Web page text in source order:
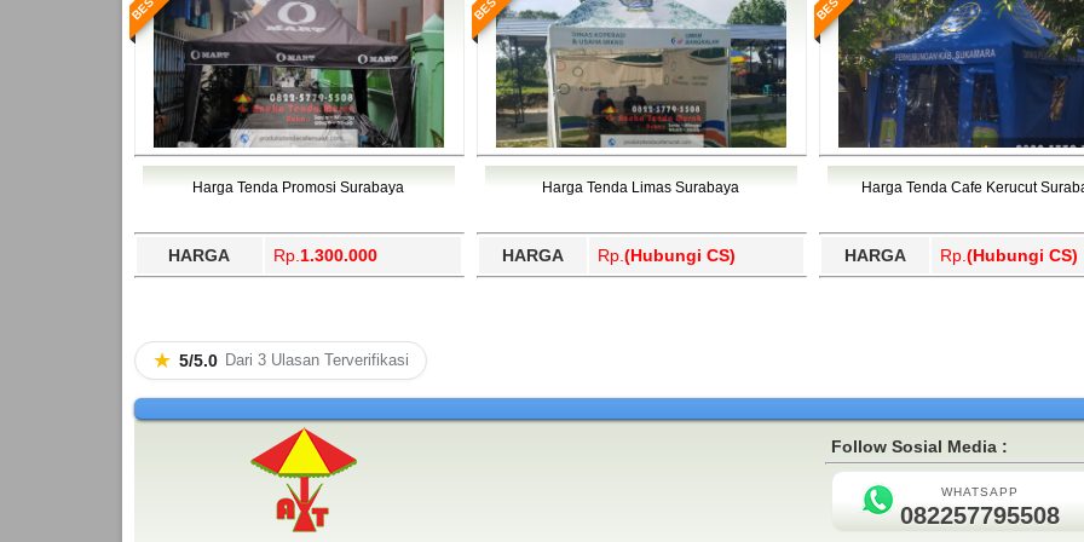
Harga Tenda Promosi Surabaya
HARGA Rp. 1.300.000
Harga Tenda Limas Surabaya
HARGA Rp. (Hubungi CS)
Harga Tenda Cafe Kerucut
HARGA Rp. (Hubungi CS)
★ 5/5.0 Dari 3 Ulasan Terverifikasi
Follow Sosial Media :
WHATSAPP
082257795508